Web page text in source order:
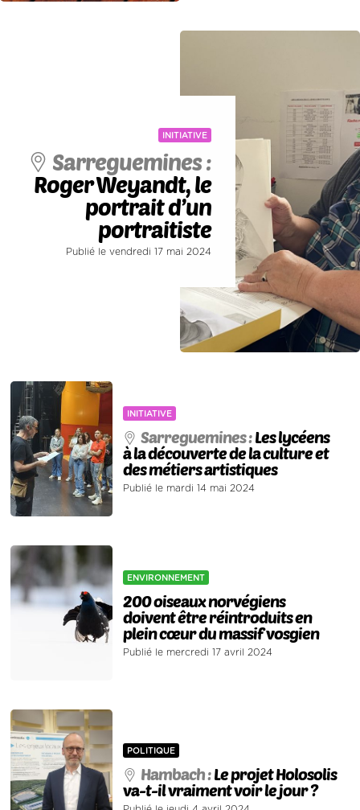
INITIATIVE
Sarreguemines :
Roger Weyandt, le
portrait d’un
portraitiste
Publié le vendredi 17 mai 2024
INITIATIVE
Sarreguemines :Les lycéens
à la découverte de la culture et
des métiers artistiques
Publié le mardi 14 mai 2024
ENVIRONNEMENT
200 oiseaux norvégiens
doivent être réintroduits en
plein cœur du massif vosgien
Publié le mercredi 17 avril 2024
POLITIQUE
Hambach :Le projet Holosolis
va-t-il vraiment voir le jour ?